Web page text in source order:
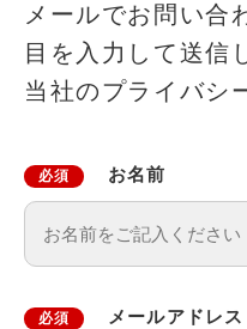
メールでお問い合
目を入力して送信
当社のプライバシ
必須 お名前
必須 メールアドレス